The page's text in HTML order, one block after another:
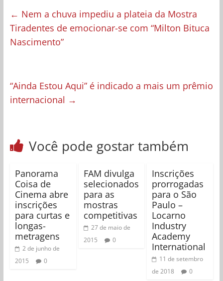
← Nem a chuva impediu a plateia da Mostra
Tiradentes de emocionar-se com “Milton Bituca
Nascimento”
“Ainda Estou Aqui” é indicado a mais um prêmio
internacional →
Você pode gostar também
Panorama
Coisa de
Cinema abre
inscrições
para curtas e
longas-
metragens
2 de junho de
2015
0
FAM divulga
selecionados
para as
mostras
competitivas
27 de maio de
2015
0
Inscrições
prorrogadas
para o São
Paulo –
Locarno
Industry
Academy
International
11 de setembro
de 2018
0